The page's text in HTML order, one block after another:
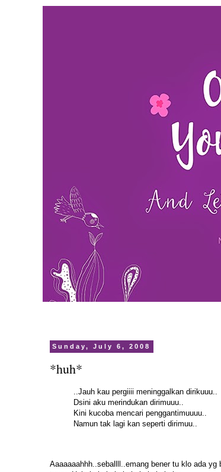
Sunday, July 6, 2008
*huh*
..Jauh kau pergiiii meninggalkan dirikuuu..
Dsini aku merindukan dirimuuu..
Kini kucoba mencari penggantimuuuu..
Namun tak lagi kan seperti dirimuu..
Aaaaaaahhh..seballll..emang bener tu klo ada